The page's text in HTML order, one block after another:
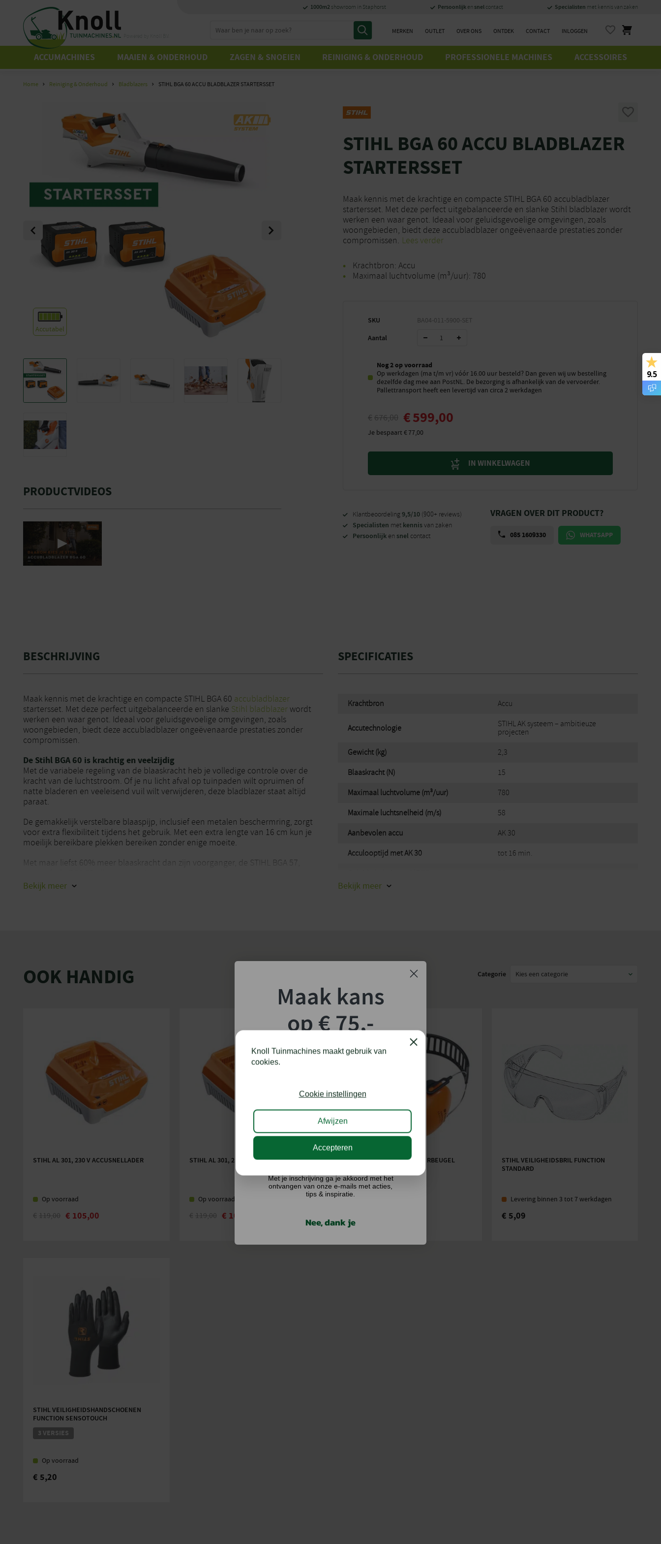
1000m2 showroom in Staphorst Persoonlijk en snel contact Specialisten met kennis van zaken
MERKEN OUTLET OVER ONS ONTDEK CONTACT INLOGGEN
ACCUMACHINES MAAIEN & ONDERHOUD ZAGEN & SNOEIEN REINIGING & ONDERHOUD PROFESSIONELE MACHINES ACCESSOIRES
Home Reiniging & Onderhoud Bladblazers STIHL BGA 60 ACCU BLADBLAZER STARTERSSET
Accutabel
Previous Next
PRODUCTVIDEOS
STIHL BGA 60 ACCU BLADBLAZER
STARTERSSET
Maak kennis met de krachtige en compacte STIHL BGA 60 accubladblazer
startersset. Met deze perfect uitgebalanceerde en slanke Stihl bladblazer wordt
werken een waar genot. Ideaal voor geluidsgevoelige omgevingen, zoals
woongebieden, biedt deze accubladblazer ongeëvenaarde prestaties zonder
compromissen. Lees verder
Krachtbron: Accu
Maximaal luchtvolume (m³/uur): 780
SKU BA04-011-5900-SET
Aantal
Nog 2 op voorraad
Op werkdagen (ma t/m vr) vóór 16.00 uur besteld? Dan geven wij uw bestelling
dezelfde dag mee aan PostNL. De bezorging is afhankelijk van de vervoerder.
Pallettransport heeft een levertijd van circa 2 werkdagen
€676,00 €599,00
Je bespaart€77,00
IN WINKELWAGEN
Klantbeoordeling9,5/10 (900+ reviews)
Specialisten met kennisvan zaken
Persoonlijk en snel contact
VRAGEN OVER DIT PRODUCT?
085 1609330 WHATSAPP
BESCHRIJVING
Maak kennis met de krachtige en compacte STIHL BGA 60 accubladblazer
startersset. Met deze perfect uitgebalanceerde en slanke Stihl bladblazerwordt
werken een waar genot. Ideaal voor geluidsgevoelige omgevingen, zoals
woongebieden, biedt deze accubladblazer ongeëvenaarde prestaties zonder
compromissen.
De Stihl BGA 60 is krachtig en veelzijdig
Met de variabele regeling van de blaaskracht heb je volledige controle over de
kracht van de luchtstroom. Of je nu licht afval op tuinpaden wilt opruimen of
natte bladeren en veeleisend vuil wilt verwijderen, deze bladblazer staat altijd
paraat.
De gemakkelijk verstelbare blaaspijp, inclusief een metalen beschermring, zorgt
voor extra flexibiliteit tijdens het gebruik. Met een extra lengte van 16 cm kun je
moeilijk bereikbare plekken bereiken zonder enige moeite.
Met maar liefst 60% meer blaaskracht dan zijn voorganger, de STIHL BGA 57,
Waaruit bestaat de startersset?
Ervaar de ultieme vrijheid en comfort met de STIHL BGA 60 accubladblazer
startersset. Het is de perfecte keuze voor zowel professionele tuiniers als
enthousiaste doe-het-zelvers die streven naar uitstekende resultaten en een
Bekijk meer
SPECIFICATIES
Krachtbron Accu
Accutechnologie
STIHL AK systeem – ambitieuze
projecten
Gewicht (kg) 2,3
Blaaskracht (N) 15
Maximaal luchtvolume (m³/uur) 780
Maximale luchtsnelheid (m/s) 58
Aanbevolen accu AK 30
Acculooptijd met AK 30 tot 16 min.
Merk
Bekijk meer
OOK HANDIG Categorie
STIHL AL 301, 230 V ACCUSNELLADER
Op voorraad
€ 119,00 € 105,00
STIHL AL 301, 230 V ACCUSNELLADER
Op voorraad
€ 119,00 € 105,00
STIHL GEHOORBESCHERMERBEUGEL
Op voorraad
STIHL VEILIGHEIDSBRIL FUNCTION
STANDARD
Levering binnen 3 tot 7 werkdagen
€ 5,09
STIHL VEILIGHEIDSHANDSCHOENEN
FUNCTION SENSOTOUCH
3 VERSIES
Op voorraad
€ 5,20
9.5
Knoll Tuinmachines maakt gebruik van
cookies.
Close
Cookie instellingen
Afwijzen
Accepteren
Maak kans
op € 75,-
shoptegoed!
Ik doe graag mee!
Met je inschrijving ga je akkoord met het
ontvangen van onze e-mails met acties,
tips & inspiratie.
Nee, dank je